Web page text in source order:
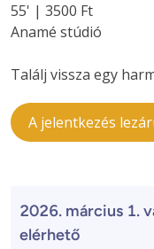
55' | 3500 Ft
Anamé stúdió
Találj vissza egy
A jelentkezés
2026. március 1.
elérhető